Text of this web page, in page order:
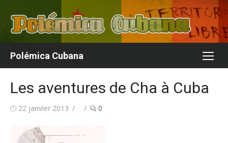
contenu
Polémica Cubana
Les aventures de Cha à Cuba
Publié22 janvier 2013 Auteur/autrice
0